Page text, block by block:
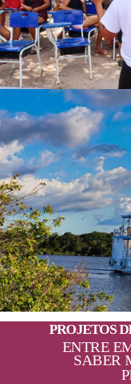
PROJETOS
ENTRE
SABER